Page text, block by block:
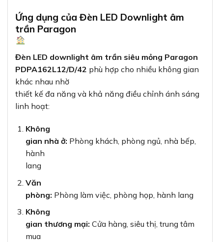
Ứng dụng của Đèn LED Downlight âm
trần Paragon
Đèn LED downlight âm trần siêu mỏng Paragon
PDPA162L12/D/42 phù hợp cho nhiều không gian
khác nhau nhờ
thiết kế đa năng và khả năng điều chỉnh ánh sáng
linh hoạt:
Không
gian nhà ở: Phòng khách, phòng ngủ, nhà bếp,
hành
lang
Văn
phòng: Phòng làm việc, phòng họp, hành lang
Không
gian thương mại: Cửa hàng, siêu thị, trung tâm
mua